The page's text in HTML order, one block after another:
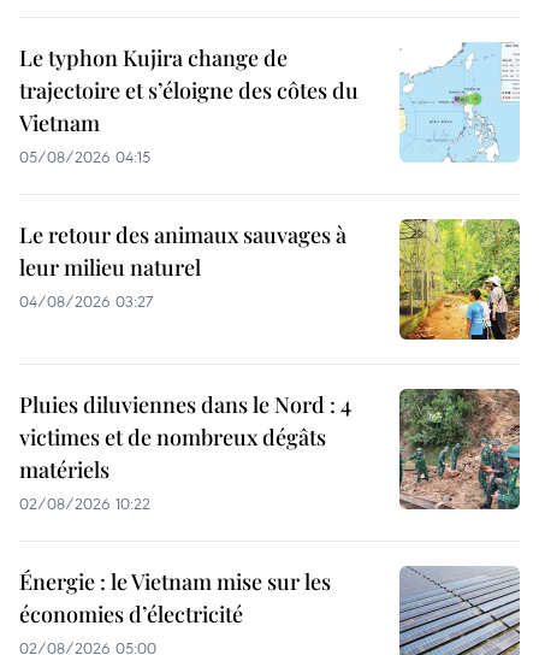
Le typhon Kujira change de
trajectoire et s’éloigne des côtes du
Vietnam
05/08/2026 04:15
Le retour des animaux sauvages à
leur milieu naturel
04/08/2026 03:27
Pluies diluviennes dans le Nord : 4
victimes et de nombreux dégâts
matériels
02/08/2026 10:22
Énergie : le Vietnam mise sur les
économies d’électricité
02/08/2026 05:00